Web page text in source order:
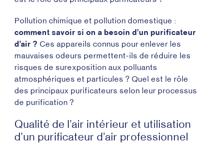
Pollution chimique et pollution domestique :
comment savoir si on a besoin d’un purificateur
d’air ? Ces appareils connus pour enlever les
mauvaises odeurs permettent-ils de réduire les
risques de surexposition aux polluants
atmosphériques et particules ? Quel est le rôle
des principaux purificateurs selon leur processus
de purification ?
Qualité de l’air intérieur et utilisation
d’un purificateur d’air professionnel